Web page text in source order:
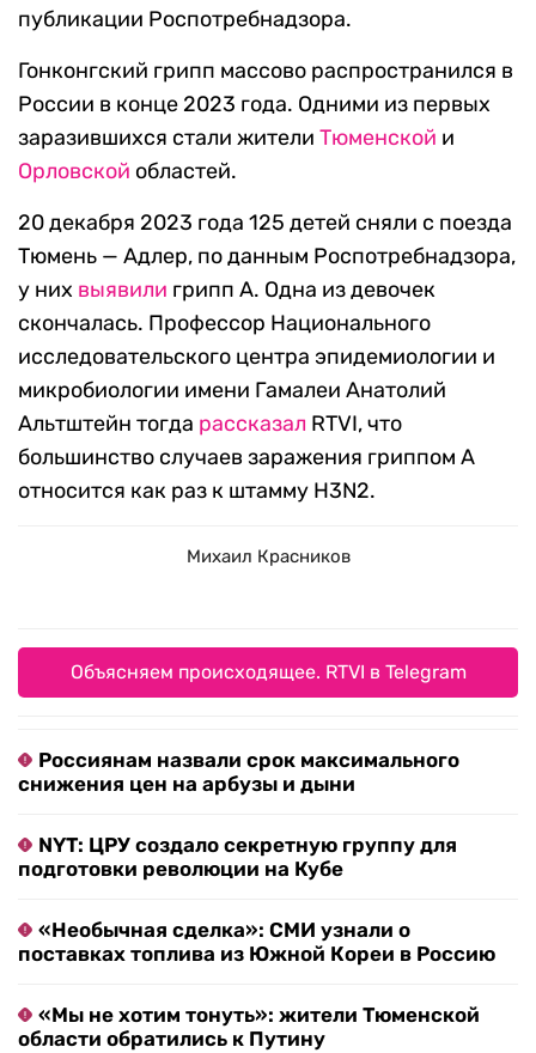
публикации Роспотребнадзора.
Гонконгский грипп массово распространился в
России в конце 2023 года. Одними из первых
заразившихся стали жители Тюменской и
Орловской областей.
20 декабря 2023 года 125 детей сняли с поезда
Тюмень — Адлер, по данным Роспотребнадзора,
у них выявили грипп А. Одна из девочек
скончалась. Профессор Национального
исследовательского центра эпидемиологии и
микробиологии имени Гамалеи Анатолий
Альтштейн тогда рассказал RTVI, что
большинство случаев заражения гриппом А
относится как раз к штамму H3N2.
Михаил Красников
Объясняем происходящее. RTVI в Telegram
Россиянам назвали срок максимального
снижения цен на арбузы и дыни
NYT: ЦРУ создало секретную группу для
подготовки революции на Кубе
«Необычная сделка»: СМИ узнали о
поставках топлива из Южной Кореи в Россию
«Мы не хотим тонуть»: жители Тюменской
области обратились к Путину